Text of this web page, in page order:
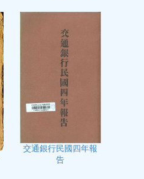
交通銀行民國四年報
告